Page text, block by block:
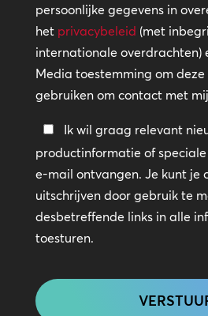
*
persoonlijke gegevens in
het privacybeleid (met
internationale overdrachten)
Media toestemming om
gebruiken om contact met
Blijf
in
contact
Ik wil graag relevant
productinformatie of
e-mail ontvangen. Je kunt je
uitschrijven door gebruik te
desbetreffende links in alle
toesturen.